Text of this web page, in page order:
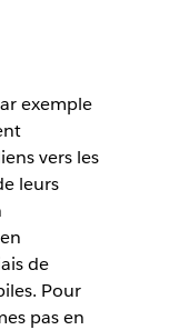
exemple
vers les
leurs
de
Pour
pas en